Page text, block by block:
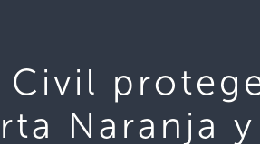
Naranja